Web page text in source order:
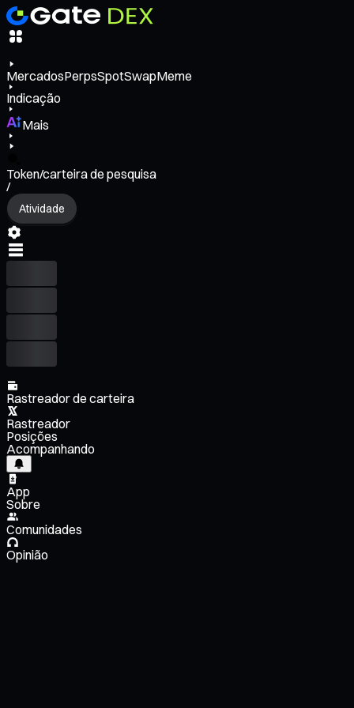
MercadosPerpsSpotSwapMeme
Indicação
Mais
Token/carteira de pesquisa
/
Atividade
Rastreador de carteira
Rastreador
Posições
Acompanhando
App
Sobre
Comunidades
Opinião